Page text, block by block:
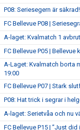
P08: Seriesegern är säkrad!
FC Bellevue P08 |
A-laget: Kvalmatch 1
FC Bellevue P05 |
A-Laget: Kvalmatch borta
19:00
FC Bellevue P07 | Stark
P08: Hat trick i segrar i
A-laget: Serietvåa och nu
FC Bellevue P15 | ”Just